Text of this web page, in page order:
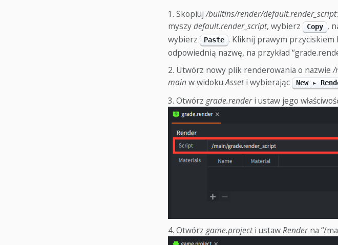
Skopiuj/builtins/render/default.render_script
myszydefault.render_script, wybierz Copy ,
wybierz
Paste . Kliknij prawym przyciskiem
odpowiednią nazwę, na przykład
Utwórz nowy plik renderowania o nazwie/
main w widokuAsseti wybierając New ▸
Otwórz grade.renderi ustaw jego
Otwórz game.projecti ustawRenderna “/